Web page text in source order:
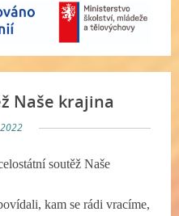
Naše krajina
soutěž Naše
kam se rádi vracíme,